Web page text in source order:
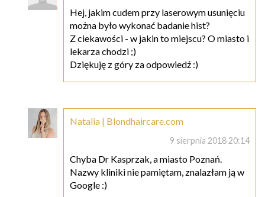
Hej, jakim cudem przy laserowym usunięciu
można było wykonać badanie hist?
Z ciekawości - w jakin to miejscu? O miasto i
lekarza chodzi ;)
Dziękuję z góry za odpowiedź :)
Natalia | Blondhaircare.com
9 sierpnia 2018 20:14
Chyba Dr Kasprzak, a miasto Poznań.
Nazwy kliniki nie pamiętam, znalazłam ją w
Google :)